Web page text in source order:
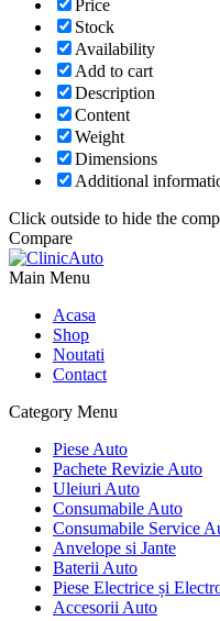
Price
Stock
Availability
Add to cart
Description
Content
Weight
Dimensions
Additional
Click outside to hide the
Compare
Main Menu
Acasa
Shop
Noutati
Contact
Category Menu
Piese Auto
Pachete Revizie Auto
Uleiuri Auto
Consumabile Auto
Consumabile Service
Anvelope si Jante
Baterii Auto
Piese Electrice și
Accesorii Auto